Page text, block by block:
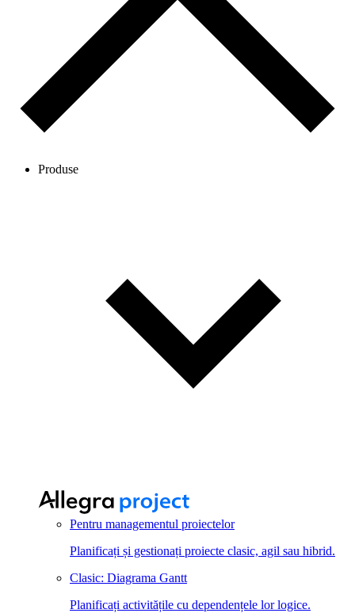
Produse
Pentru managementul proiectelor
Planificați și gestionați proiecte clasic, agil sau hibrid.
Clasic: Diagrama Gantt
Planificați activitățile cu dependențele lor logice.